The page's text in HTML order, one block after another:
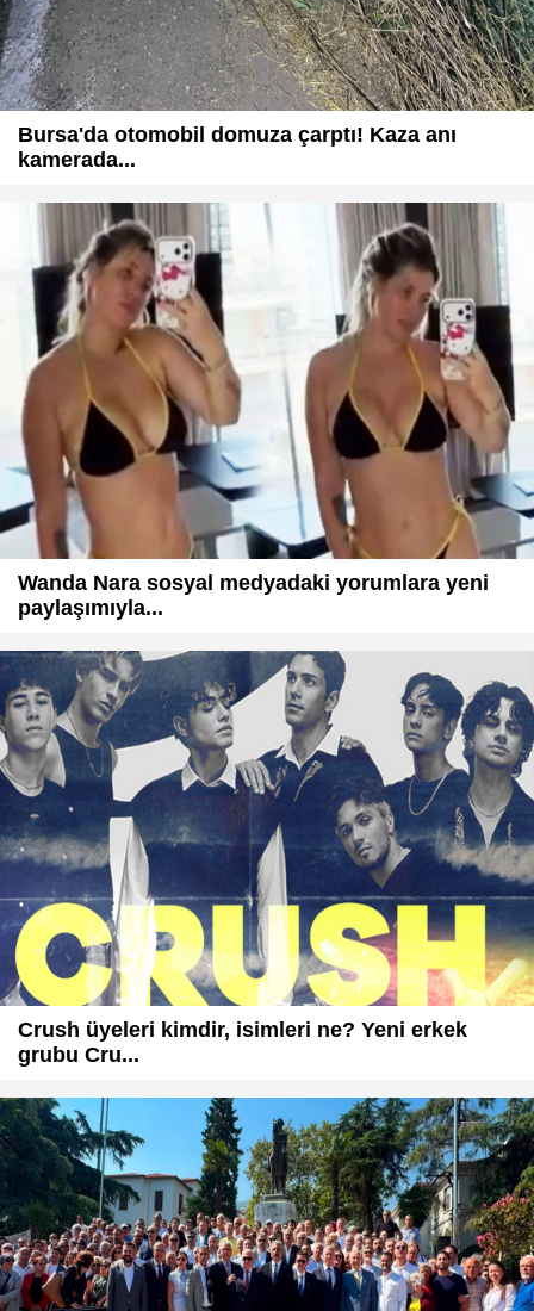
Bursa'da otomobil domuza çarptı! Kaza anı
kamerada...
Wanda Nara sosyal medyadaki yorumlara yeni
paylaşımıyla...
Crush üyeleri kimdir, isimleri ne? Yeni erkek
grubu Cru...